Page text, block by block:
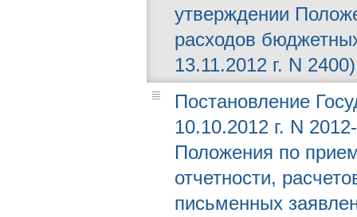
утверждении
расходов
13.11.2012 г. N 2400)
Постановление
10.10.2012 г. N
Положения по
отчетности,
письменных